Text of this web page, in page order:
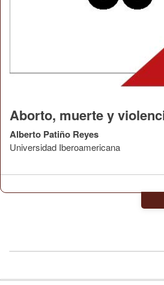
Aborto, muerte y
Alberto Patiño Reyes
Universidad Iberoamericana